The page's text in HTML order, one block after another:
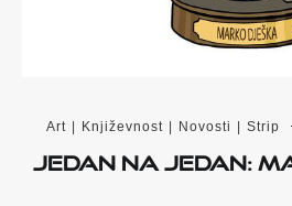
Art Književnost Novosti Strip
Jedan na jedan: